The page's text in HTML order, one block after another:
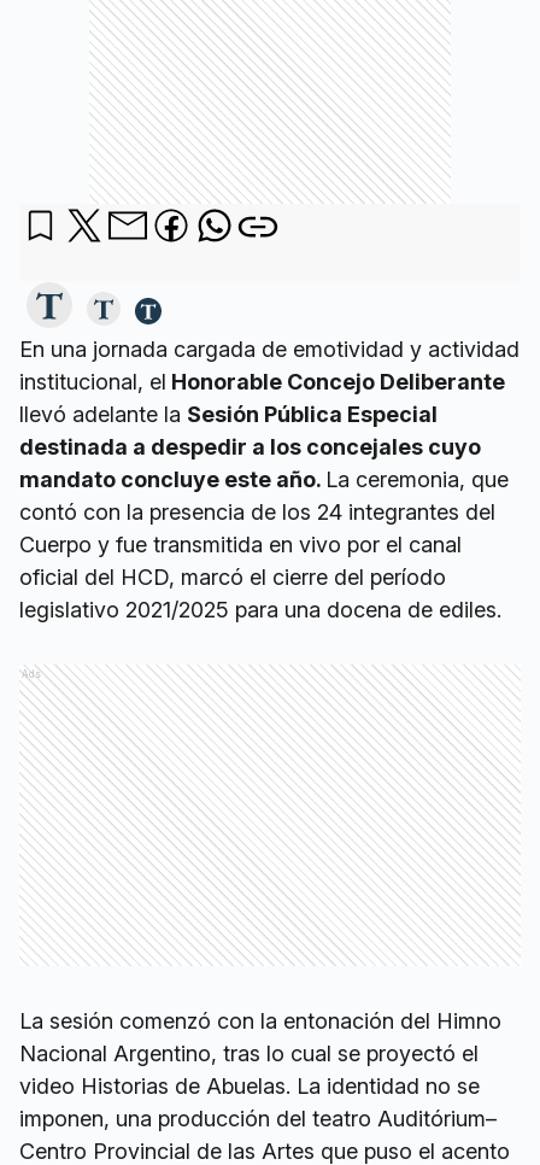
En una jornada cargada de emotividad y actividad
institucional, el Honorable Concejo Deliberante
llevó adelante la Sesión Pública Especial
destinada a despedir a los concejales cuyo
mandato concluye este año. La ceremonia, que
contó con la presencia de los 24 integrantes del
Cuerpo y fue transmitida en vivo por el canal
oficial del HCD, marcó el cierre del período
legislativo 2021/2025 para una docena de ediles.
Ads
La sesión comenzó con la entonación del Himno
Nacional Argentino, tras lo cual se proyectó el
video Historias de Abuelas. La identidad no se
imponen, una producción del teatro Auditórium–
Centro Provincial de las Artes que puso el acento